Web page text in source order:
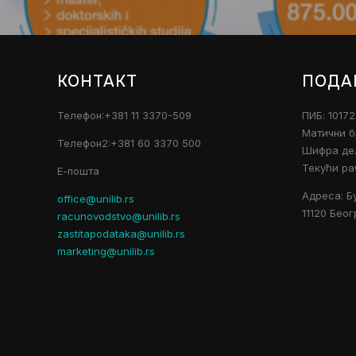
КОНТАКТ
Телефон:+381 11 3370-509
Телефон2:+381 60 3370 500
Е-пошта
office@unilib.rs
racunovodstvo@unilib.rs
zastitapodataka@unilib.rs
marketing@unilib.rs
ПИБ:
Матични
Шифра
Текући
Адреса:
11120